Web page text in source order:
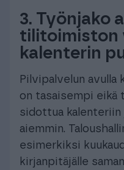
3. Työnjako
tilitoimiston
kalenterin
Pilvipalvelun avulla
on tasaisempi eikä
sidottua
aiemmin.
esimerkiksi
kirjanpitäjälle